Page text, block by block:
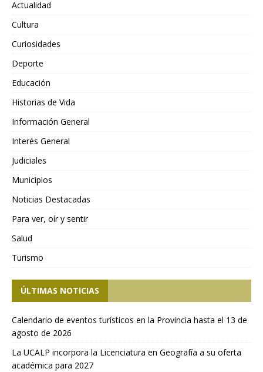
Actualidad
Cultura
Curiosidades
Deporte
Educación
Historias de Vida
Información General
Interés General
Judiciales
Municipios
Noticias Destacadas
Para ver, oír y sentir
Salud
Turismo
ÚLTIMAS NOTICIAS
Calendario de eventos turísticos en la Provincia hasta el 13 de
agosto de 2026
La UCALP incorpora la Licenciatura en Geografía a su oferta
académica para 2027